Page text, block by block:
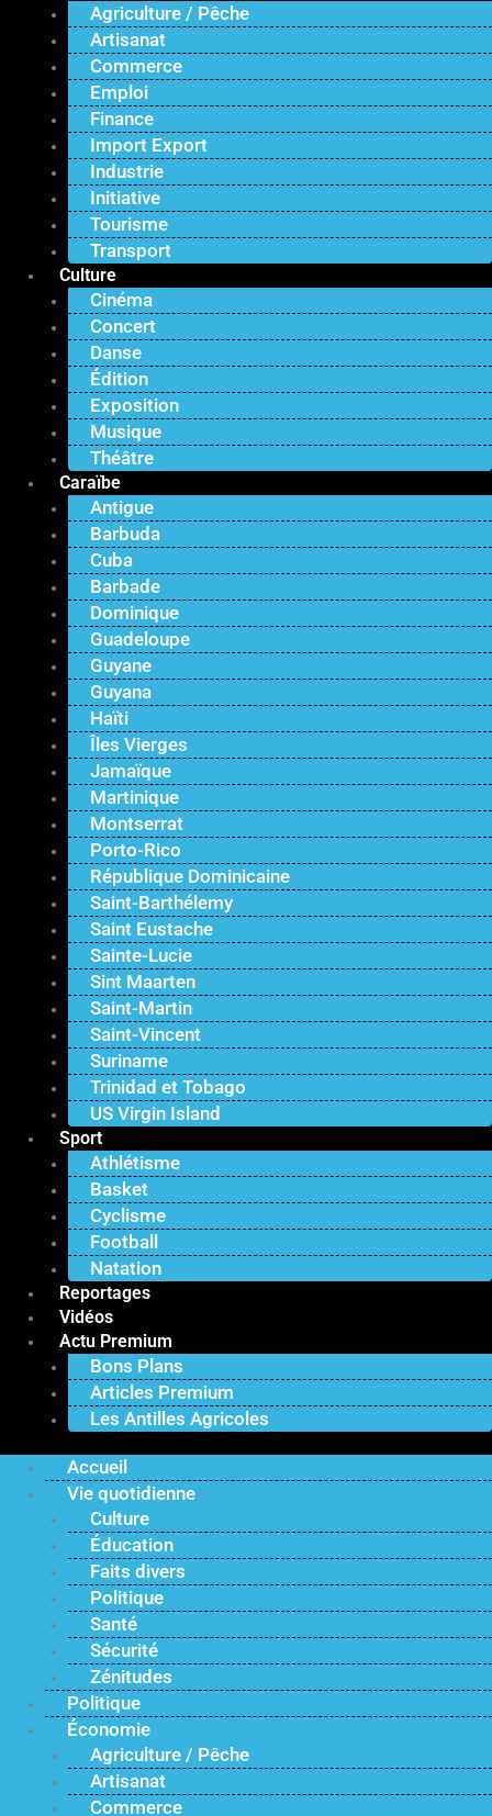
Agriculture / Pêche
Artisanat
Commerce
Emploi
Finance
Import Export
Industrie
Initiative
Tourisme
Transport
Culture
Cinéma
Concert
Danse
Édition
Exposition
Musique
Théâtre
Caraïbe
Antigue
Barbuda
Cuba
Barbade
Dominique
Guadeloupe
Guyane
Guyana
Haïti
Îles Vierges
Jamaïque
Martinique
Montserrat
Porto-Rico
République Dominicaine
Saint-Barthélemy
Saint Eustache
Sainte-Lucie
Sint Maarten
Saint-Martin
Saint-Vincent
Suriname
Trinidad et Tobago
US Virgin Island
Sport
Athlétisme
Basket
Cyclisme
Football
Natation
Reportages
Vidéos
Actu Premium
Bons Plans
Articles Premium
Les Antilles Agricoles
Accueil
Vie quotidienne
Culture
Éducation
Faits divers
Politique
Santé
Sécurité
Zénitudes
Politique
Économie
Agriculture / Pêche
Artisanat
Commerce